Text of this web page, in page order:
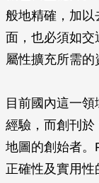
般地精確，加
面，也必須如
屬性擴充所需的
目前國內這一
經驗，而創刊
地圖的創始者。
正確性及實用